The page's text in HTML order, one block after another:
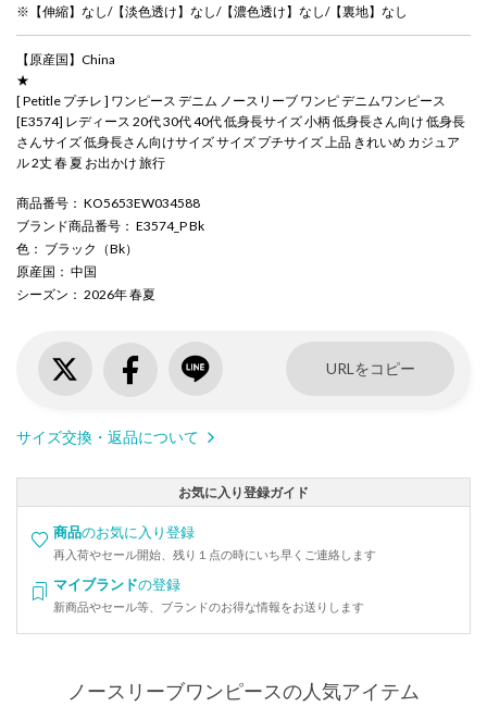
※【伸縮】なし/【淡色透け】なし/【濃色透け】なし/【裏地】なし
【原産国】China
★
[ Petitle プチレ ] ワンピース デニム ノースリーブ ワンピ デニムワンピース
[E3574] レディース 20代 30代 40代 低身長サイズ 小柄 低身長さん向け 低身長
さんサイズ 低身長さん向けサイズ サイズ プチサイズ 上品 きれいめ カジュア
ル 2丈 春 夏 お出かけ 旅行
商品番号 ： KO5653EW034588
ブランド商品番号 ： E3574_P Bk
色 ： ブラック（Bk）
原産国 ： 中国
シーズン ： 2026年 春夏
URLをコピー
サイズ交換・返品について
お気に入り登録ガイド
商品のお気に入り登録
再入荷やセール開始、残り１点の時にいち早くご連絡します
マイブランドの登録
新商品やセール等、ブランドのお得な情報をお送りします
ノースリーブワンピースの人気アイテム